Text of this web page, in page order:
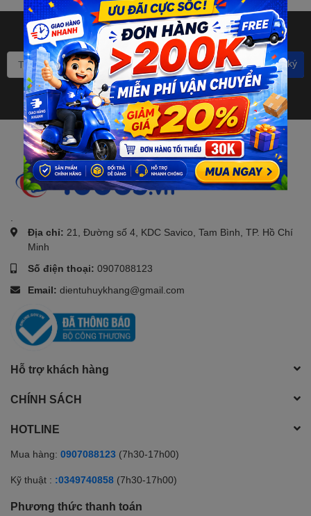
Bạn muốn nhận khuyến mãi
đặc biệt? Đăng ký ngay.
Đăng ký
Địa chỉ: 21, Đường số 4, KDC Savico, Tam Bình, TP. Hồ Chí
Minh
Số điện thoại: 0907088123
Email: dientuhuykhang@gmail.com
Hỗ trợ khách hàng
CHÍNH SÁCH
HOTLINE
Mua hàng: 0907088123 (7h30-17h00)
Kỹ thuật : :0349740858 (7h30-17h00)
Phương thức thanh toán